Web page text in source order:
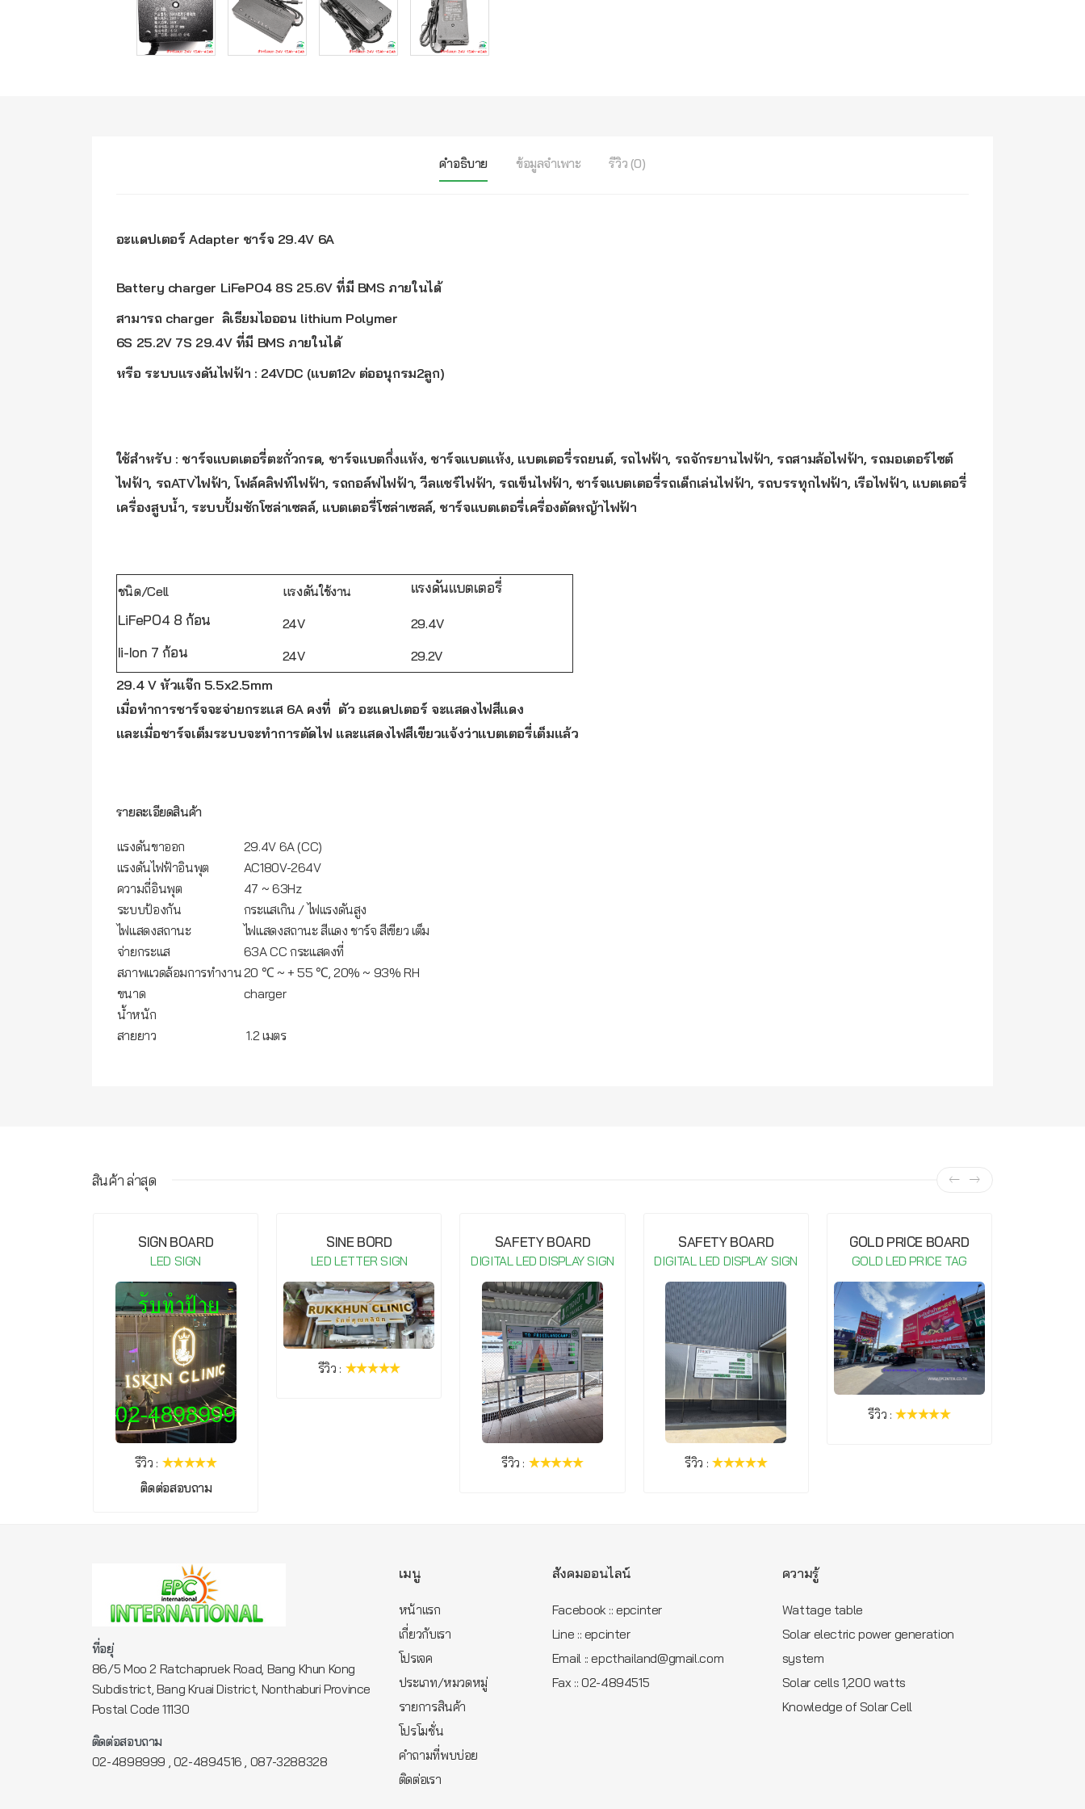
คำอธิบาย ข้อมูลจำเพาะ รีวิว (0)
อะแดปเตอร์ Adapter ชาร์จ 29.4V 6A
Battery charger LiFePO4 8S 25.6V ที่มี BMS ภายในได้
สามารถ charger ลิเธียมไอออน lithium Polymer
6S 25.2V 7S 29.4V ที่มี BMS ภายในได้
หรือ ระบบแรงดันไฟฟ้า : 24VDC (แบต12v ต่ออนุกรม2ลูก)
ใช้สำหรับ : ชาร์จแบตเตอรี่ตะกั่วกรด, ชาร์จแบตกึ่งแห้ง, ชาร์จแบตแห้ง, แบตเตอรี่รถยนต์, รถไฟฟ้า, รถจักรยานไฟฟ้า, รถสามล้อไฟฟ้า, รถมอเตอร์ไซต์
ไฟฟ้า, รถATVไฟฟ้า, โฟล์คลิฟท์ไฟฟ้า, รถกอล์ฟไฟฟ้า, วีลแชร์ไฟฟ้า, รถเข็นไฟฟ้า, ชาร์จแบตเตอรี่รถเด็กเล่นไฟฟ้า, รถบรรทุกไฟฟ้า, เรือไฟฟ้า, แบตเตอรี่
เครื่องสูบน้ำ, ระบบปั้มชักโซล่าเซลล์, แบตเตอรี่โซล่าเซลล์, ชาร์จแบตเตอรี่เครื่องตัดหญ้าไฟฟ้า
ชนิด/Cell แรงดันใช้งาน
แรงดันแบตเตอรี่
LiFePO4 8 ก้อน
24V 29.4V
Ii-Ion 7 ก้อน 24V
29.2V
29.4 V หัวแจ๊ก 5.5x2.5mm
เมื่อทำการชาร์จจะจ่ายกระแส 6A คงที่ ตัว อะแดปเตอร์ จะแสดงไฟสีแดง
และเมื่อชาร์จเต็มระบบจะทำการตัดไฟ และแสดงไฟสีเขียวแจ้งว่าแบตเตอรี่เต็มแล้ว
รายละเอียดสินค้า
แรงดันขาออก
29.4V 6A (CC)
แรงดันไฟฟ้าอินพุต
AC180V-264V
ความถี่อินพุต
47 ~ 63Hz
ระบบป้องกัน
กระแสเกิน / ไฟแรงดันสูง
ไฟแสดงสถานะ
ไฟแสดงสถานะ สีแดง ชาร์จ สีเขียว เต็ม
จ่ายกระแส
63A CC กระแสคงที่
สภาพแวดล้อมการทำงาน 20 ℃ ~ + 55 ℃, 20% ~ 93% RH
ขนาด
charger
น้ำหนัก
สายยาว
1.2 เมตร
สินค้า ล่าสุด
SIGN BOARD
LED SIGN
รีวิว :
ติดต่อสอบถาม
SINE BORD
LED LETTER SIGN
รีวิว :
SAFETY BOARD
DIGITAL LED DISPLAY SIGN
รีวิว :
SAFETY BOARD
DIGITAL LED DISPLAY SIGN
รีวิว :
GOLD PRICE BOARD
GOLD LED PRICE TAG
รีวิว :
ที่อยุ่
86/5 Moo 2 Ratchapruek Road, Bang Khun Kong
Subdistrict, Bang Kruai District, Nonthaburi Province
Postal Code 11130
ติดต่อสอบถาม
02-4898999 02-4894516 087-3288328
เมนู
หน้าแรก
เกี่ยวกับเรา
โปรเจค
ประเภท/หมวดหมู่
รายการสินค้า
โปรโมชั่น
คำถามที่พบบ่อย
ติดต่อเรา
สังคมออนไลน์
Facebook :: epcinter
Line :: epcinter
Email :: epcthailand@gmail.com
Fax :: 02-4894515
ความรู้
Wattage table
Solar electric power generation
system
Solar cells 1,200 watts
Knowledge of Solar Cell